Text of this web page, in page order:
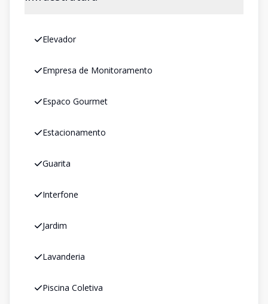
Elevador
Empresa de Monitoramento
Espaco Gourmet
Estacionamento
Guarita
Interfone
Jardim
Lavanderia
Piscina Coletiva